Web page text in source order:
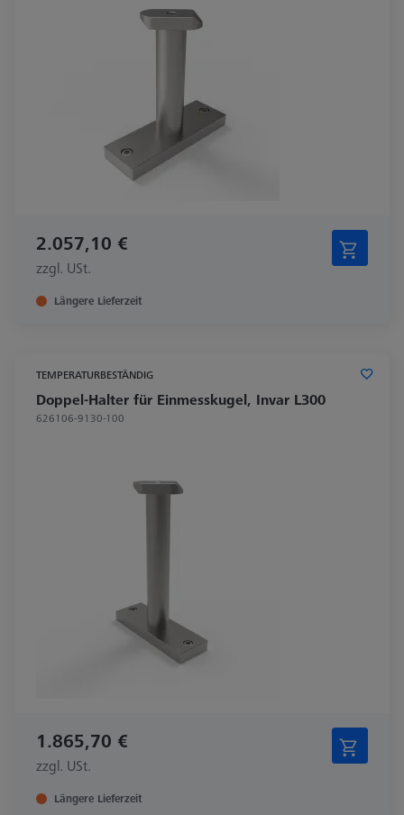
2.057,10 €
zzgl. USt.
Längere Lieferzeit
TEMPERATURBESTÄNDIG
Doppel-Halter für Einmesskugel, Invar L300
626106-9130-100
1.865,70 €
zzgl. USt.
Längere Lieferzeit